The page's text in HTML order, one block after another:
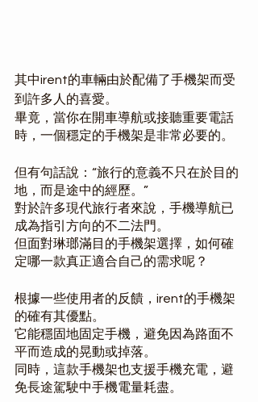
其中irent的車輛由於配備了手機架而受
到許多人的喜愛。
畢竟，當你在開車導航或接聽重要電話
時，一個穩定的手機架是非常必要的。
但有句話說：“旅行的意義不只在於目的
地，而是途中的經歷。”
對於許多現代旅行者來說，手機導航已
成為指引方向的不二法門。
但面對琳瑯滿目的手機架選擇，如何確
定哪一款真正適合自己的需求呢？
根據一些使用者的反饋，irent的手機架
的確有其優點。
它能穩固地固定手機，避免因為路面不
平而造成的晃動或掉落。
同時，這款手機架也支援手機充電，避
免長途駕駛中手機電量耗盡。